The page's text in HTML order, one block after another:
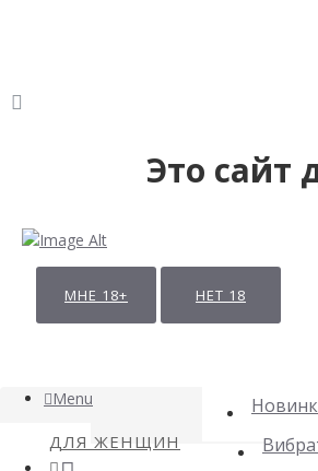
Это сайт
МНЕ 18+ НЕТ 18
Menu
ДЛЯ ЖЕНЩИН